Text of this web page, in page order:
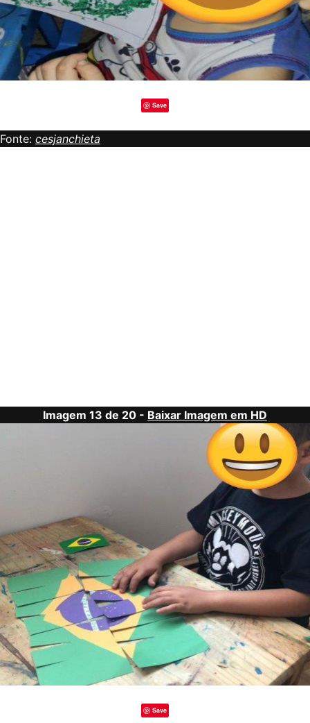
Save
Fonte: cesjanchieta
Imagem 13 de 20 - Baixar Imagem em HD
Save